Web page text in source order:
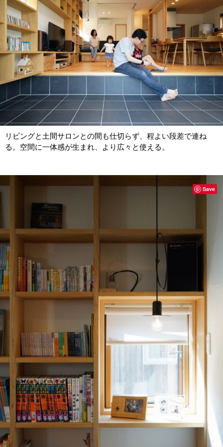
リビングと土間サロンとの間も仕切らず、程よい段差で連ね
る。空間に一体感が生まれ、より広々と使える。
Save